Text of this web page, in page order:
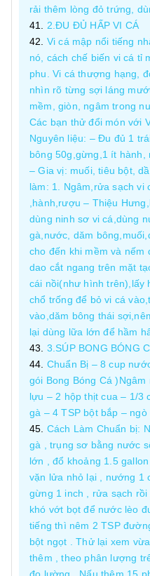
rải thêm lòng đỏ trứng,
2.ĐU ĐỦ HẤP VI CÁ
Vi cá mập nổi tiếng
nó, cách chế biến vi cá tỉ
phu. Vi cá thượng hạng,
nhìn rõ từng sợi láng
mềm, giòn, ngâm trong
Các bạn thử đổi món với
Nguyên liệu: – Đu đủ 1
bông 50g,gừng,1 ít
– Gia vị: muối, tiêu bột,
làm: 1. Ngâm,rửa sạch vi
,hành,rượu – Thiệu
dùng ninh sơ vi cá,dùng
gà,nước, dăm
cho đến khi mềm và
dao cắt ngang trên mặt
cái nồi(như hình trên),lấy
chổ trống để bỏ vi cá
vào,dăm bông thái
lại dùng lữa lớn để hầm
3.SÚP BONG BÓNG
Chuẩn Bị – 8 cup
gói Bong Bóng Cá
lựu – 2 hộp thịt cua – 1/3
gà – 4 TSP bột bắp – ngò
Cách Làm Chuẩn bị:
gà , trụng sơ bằng nước
lớn , đổ khoảng 1.5
vặn lửa nhỏ lại , nướng 1
gừng 1 inch , rửa sạch
khó vớt bọt để nước lèo
tiếng thì nêm 2 TSP
bột ngọt . Thử lại xem
thêm , theo phân lượng